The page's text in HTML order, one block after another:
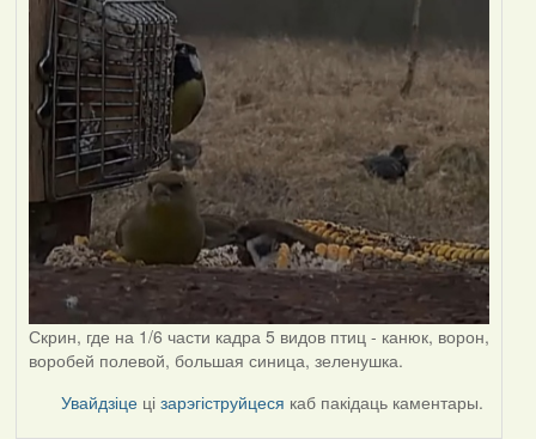
Скрин, где на 1/6 части кадра 5 видов птиц - канюк, ворон,
воробей полевой, большая синица, зеленушка.
Увайдзіце цізарэгіструйцеся каб пакідаць каментары.